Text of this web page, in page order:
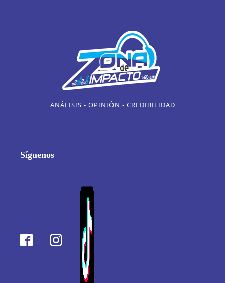
ANÁLISIS - OPINIÓN - CREDIBILIDAD
Síguenos